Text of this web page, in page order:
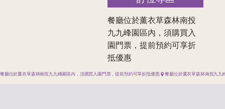
餐廳位於薰衣草森林南投
九九峰園區內，須購買入
園門票，提前預約可享折
抵優惠
餐廳位於薰衣草森林南投九九峰園區內，須購買入園門票，提前預約可享折抵優惠